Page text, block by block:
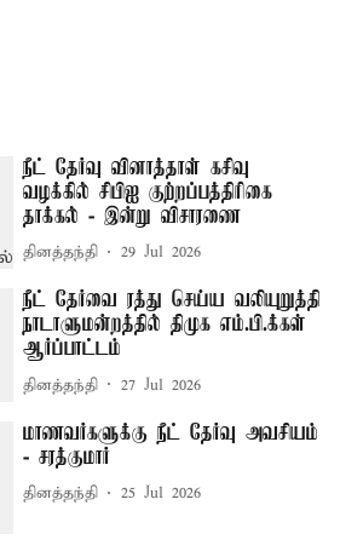
நீட் தேர்வு வினாத்தாள் கசிவு
வழக்கில் சிபிஐ குற்றப்பத்திரிகை
தாக்கல் - இன்று விசாரணை
தினத்தந்தி 29 Jul 2026
நீட் தேர்வை ரத்து செய்ய வலியுறுத்தி
நாடாளுமன்றத்தில் திமுக எம்.பி.க்கள்
ஆர்ப்பாட்டம்
தினத்தந்தி 27 Jul 2026
மாணவர்களுக்கு நீட் தேர்வு அவசியம்
- சரத்குமார்
தினத்தந்தி 25 Jul 2026